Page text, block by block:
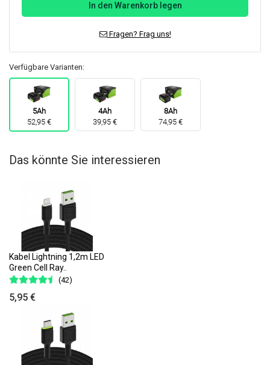
In den Warenkorb legen
Fragen? Frag uns!
Verfügbare Varianten:
5Ah
52,95 €
4Ah
39,95 €
8Ah
74,95 €
Das könnte Sie interessieren
Kabel Lightning 1,2m LED
Green Cell Ray..
(42)
5,95 €